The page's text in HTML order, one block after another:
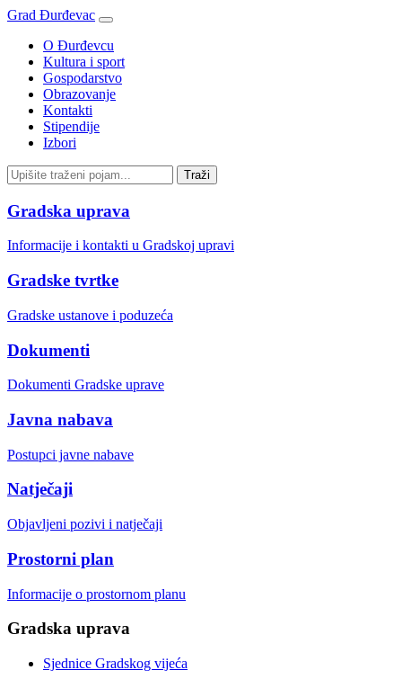
Grad Đurđevac
O Đurđevcu
Kultura i sport
Gospodarstvo
Obrazovanje
Kontakti
Stipendije
Izbori
Gradska uprava
Informacije i kontakti u Gradskoj upravi
Gradske tvrtke
Gradske ustanove i poduzeća
Dokumenti
Dokumenti Gradske uprave
Javna nabava
Postupci javne nabave
Natječaji
Objavljeni pozivi i natječaji
Prostorni plan
Informacije o prostornom planu
Gradska uprava
Sjednice Gradskog vijeća